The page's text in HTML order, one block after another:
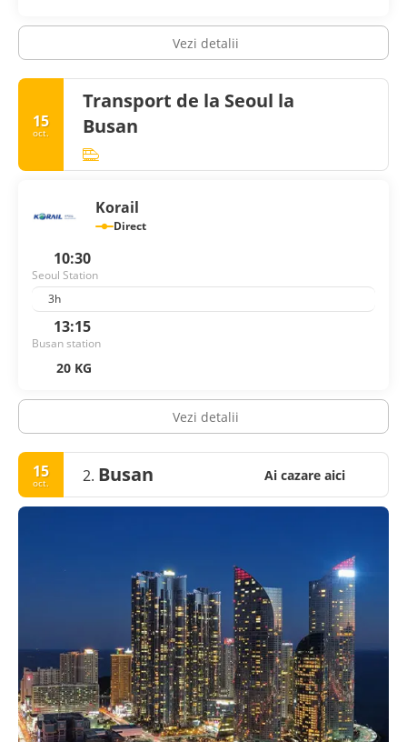
Vezi detalii
15
oct.
Transport de la Seoul la
Busan
Korail
Direct
10:30
Seoul Station
3h
13:15
Busan station
20 KG
Vezi detalii
15
oct. 2. Busan Ai cazare aici